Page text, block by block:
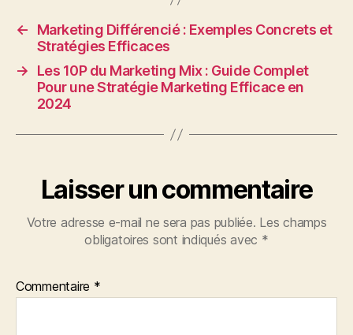
←
Marketing Différencié : Exemples Concrets et
Stratégies Efficaces
→
Les 10P du Marketing Mix : Guide Complet
Pour une Stratégie Marketing Efficace en
2024
Laisser un commentaire
Votre adresse e-mail ne sera pas publiée. Les champs
obligatoires sont indiqués avec *
Commentaire *